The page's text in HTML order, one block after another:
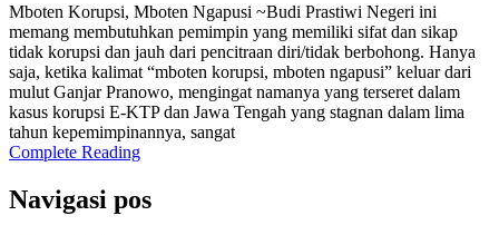
Mboten Korupsi, Mboten Ngapusi ~Budi Prastiwi Negeri ini
memang membutuhkan pemimpin yang memiliki sifat dan sikap
tidak korupsi dan jauh dari pencitraan diri/tidak berbohong. Hanya
saja, ketika kalimat “mboten korupsi, mboten ngapusi” keluar dari
mulut Ganjar Pranowo, mengingat namanya yang terseret dalam
kasus korupsi E-KTP dan Jawa Tengah yang stagnan dalam lima
tahun kepemimpinannya, sangat
Complete Reading
Navigasi pos